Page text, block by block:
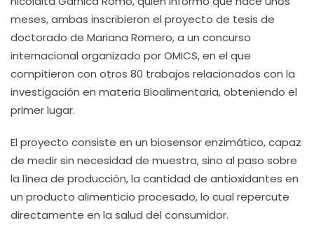
meses, ambas inscribieron el proyecto de tesis de
doctorado de Mariana Romero, a un concurso
internacional organizado por OMICS, en el que
compitieron con otros 80 trabajos relacionados con la
investigación en materia Bioalimentaria, obteniendo el
primer lugar.
El proyecto consiste en un biosensor enzimático, capaz
de medir sin necesidad de muestra, sino al paso sobre
la línea de producción, la cantidad de antioxidantes en
un producto alimenticio procesado, lo cual repercute
directamente en la salud del consumidor.